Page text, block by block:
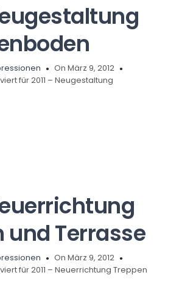
On März 9, 2012
für 2011 – Neugestaltung
und Terrasse
On März 9, 2012
für 2011 – Neuerrichtung Treppen